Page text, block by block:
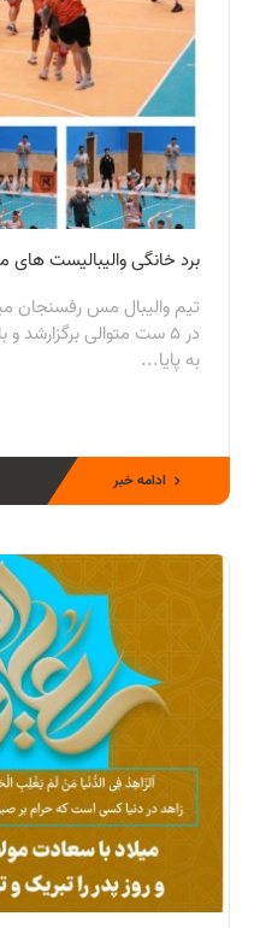
برد خانگی والیبالیست
تیم والیبال مس رفسنجان
به پایا...
ادامه خبر